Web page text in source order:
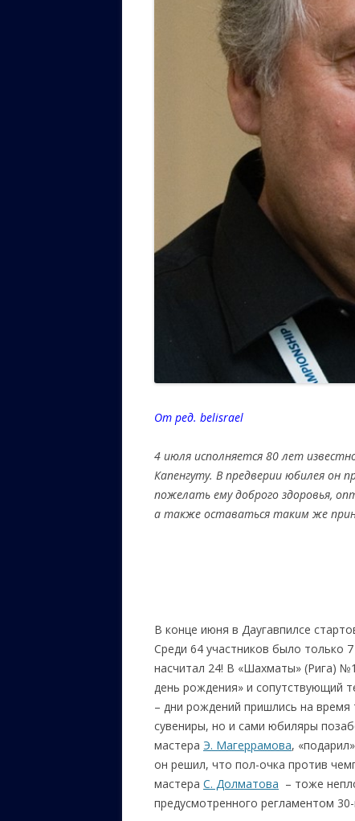
От ред. belisrael
4 июля исполняется 80 лет
Капенгуту. В предверии юбилея он
пожелать ему доброго здоровья,
а также оставаться таким же
В конце июня в Даугавпилсе
Среди 64 участников было только
насчитал 24! В «Шахматы» (Рига)
день рождения» и сопутствующий
– дни рождений пришлись на время
сувениры, но и сами юбиляры
мастера Э. Магеррамова,
он решил, что пол-очка против
мастера С. Долматова – тоже
предусмотренного регламентом